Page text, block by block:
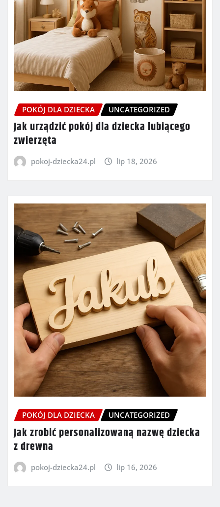
POKÓJ DLA DZIECKA UNCATEGORIZED
Jak urządzić pokój dla dziecka lubiącego
zwierzęta
pokoj-dziecka24.pl lip 18, 2026
POKÓJ DLA DZIECKA UNCATEGORIZED
Jak zrobić personalizowaną nazwę dziecka
z drewna
pokoj-dziecka24.pl lip 16, 2026